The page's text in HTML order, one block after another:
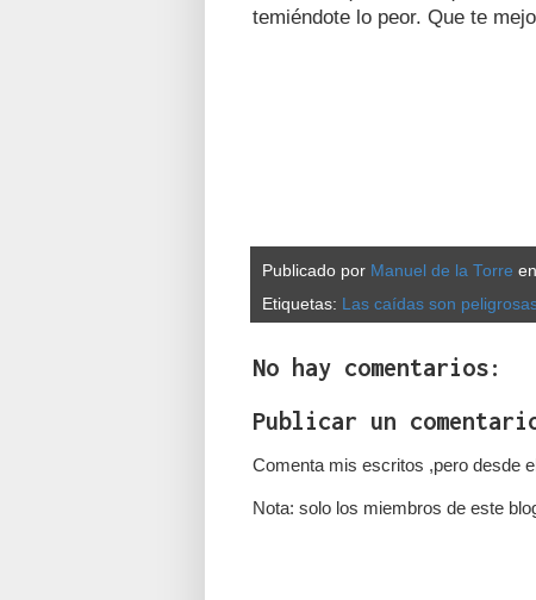
temiéndote lo peor. Que te
Publicado por Manuel de la Torre en
Etiquetas: Las caídas son
No hay comentarios:
Publicar un
Comenta mis escritos ,pero desde
Nota: solo los miembros de este